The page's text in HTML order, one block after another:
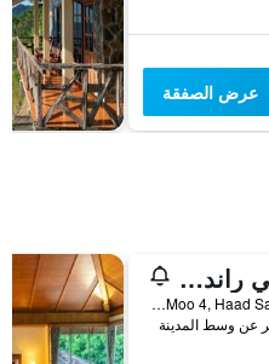
عرض الصفقة
كيك سي راند ريزورت كو تشانج
1/1 Moo 4, Haad Sai Khao, كو تشانغ, تايلاند